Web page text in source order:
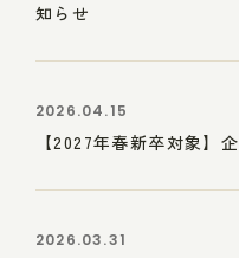
知らせ
2026.04.15
【2027年春新卒対象】
2026.03.31